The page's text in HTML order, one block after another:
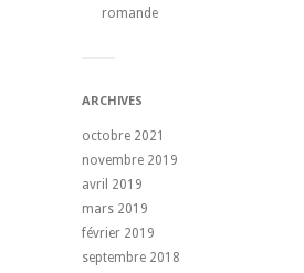
romande
ARCHIVES
octobre 2021
novembre 2019
avril 2019
mars 2019
février 2019
septembre 2018